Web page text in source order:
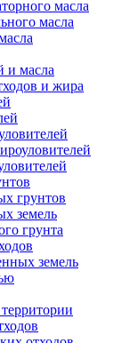
масла
масла
и масла
и жира
грунтов
земель
грунта
земель